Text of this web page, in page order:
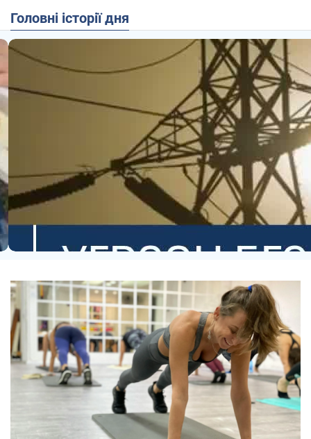
Головні історії дня